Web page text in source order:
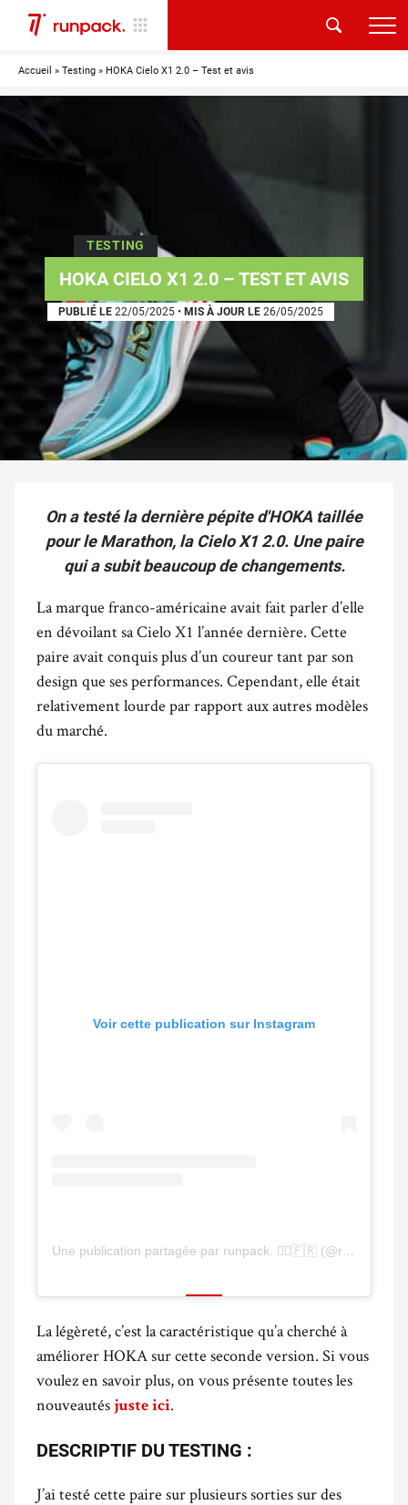
Accueil » Testing » HOKA Cielo X1 2.0 – Test et avis
TESTING
HOKA CIELO X1 2.0 – TEST ET AVIS
PUBLIÉ LE 22/05/2025 • MIS À JOUR LE 26/05/2025
On a testé la dernière pépite d'HOKA taillée
pour le Marathon, la Cielo X1 2.0. Une paire
qui a subit beaucoup de changements.
La marque franco-américaine avait fait parler d’elle
en dévoilant sa Cielo X1 l’année dernière. Cette
paire avait conquis plus d’un coureur tant par son
design que ses performances. Cependant, elle était
relativement lourde par rapport aux autres modèles
du marché.
Voir cette publication sur Instagram
Une publication partagée par runpack. 🏃‍♂️🇫🇷 (@runpackfr)
La légèreté, c’est la caractéristique qu’a cherché à
améliorer HOKA sur cette seconde version. Si vous
voulez en savoir plus, on vous présente toutes les
nouveautés juste ici.
DESCRIPTIF DU TESTING :
J’ai testé cette paire sur plusieurs sorties sur des